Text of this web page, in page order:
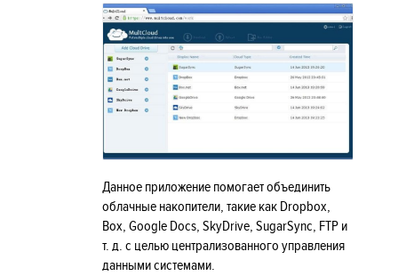
Данное приложение помогает объединить
облачные накопители, такие как Dropbox,
Box, Google Docs, SkyDrive, SugarSync, FTP и
т. д. с целью централизованного управления
данными системами.